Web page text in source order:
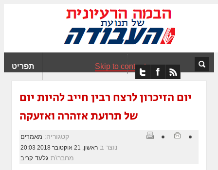
תפריט Skip to content
יום הזיכרון לרצח רבין חייב להיות יום
של תרועת אזהרה ואזעקה
קטגוריה: מאמרים
נוצר ב ראשון, 21 אוקטובר 2018 20:03
מחבר\ת גלעד קריב